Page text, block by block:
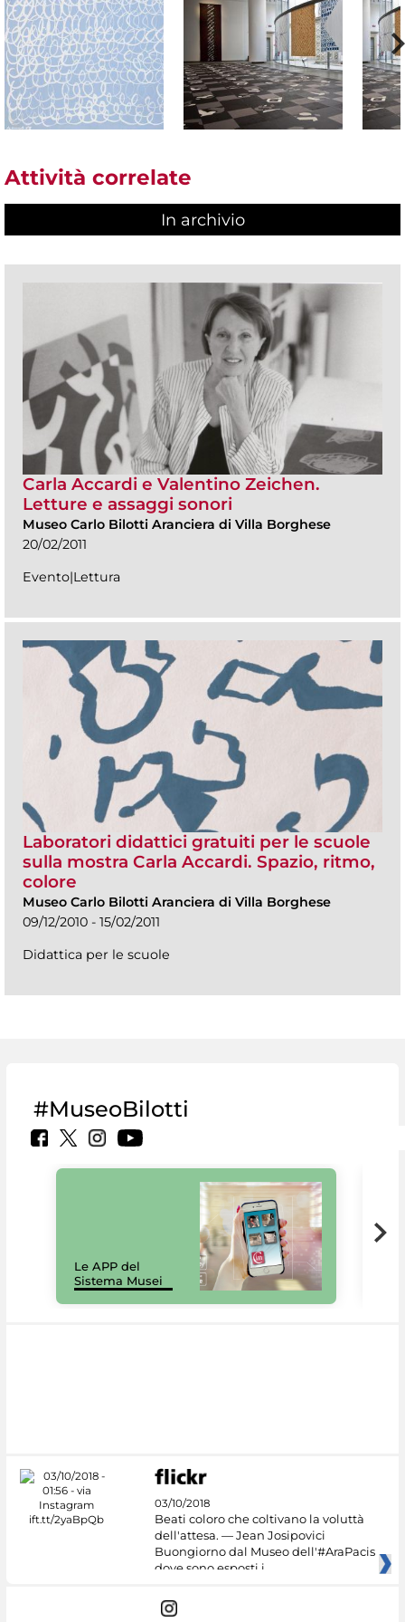
Attività correlate
In archivio
Carla Accardi e Valentino Zeichen.
Letture e assaggi sonori
Museo Carlo Bilotti Aranciera di Villa Borghese
20/02/2011
Evento|Lettura
Laboratori didattici gratuiti per le scuole
sulla mostra Carla Accardi. Spazio, ritmo,
colore
Museo Carlo Bilotti Aranciera di Villa Borghese
09/12/2010 - 15/02/2011
Didattica per le scuole
#MuseoBilotti
Le APP del
Sistema Musei
03/10/2018
Beati coloro che coltivano la voluttà
dell'attesa. — Jean Josipovici
Buongiorno dal Museo dell'#AraPacis
dove sono esposti i